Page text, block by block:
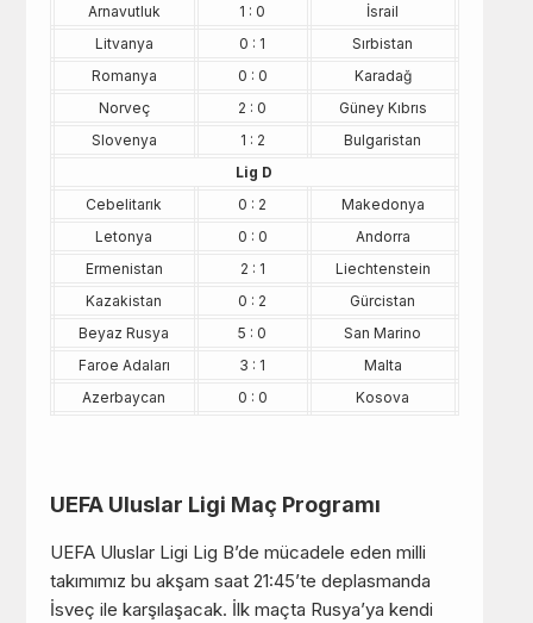
Arnavutluk
1 : 0
İsrail
Litvanya
0 : 1
Sırbistan
Romanya
0 : 0
Karadağ
Norveç
2 : 0
Güney Kıbrıs
Slovenya
1 : 2
Bulgaristan
Lig D
Cebelitarık
0 : 2
Makedonya
Letonya
0 : 0
Andorra
Ermenistan
2 : 1
Liechtenstein
Kazakistan
0 : 2
Gürcistan
Beyaz Rusya
5 : 0
San Marino
Faroe Adaları
3 : 1
Malta
Azerbaycan
0 : 0 Kosova
UEFA Uluslar Ligi Maç Programı
UEFA Uluslar Ligi Lig B’de mücadele eden milli
takımımız bu akşam saat 21:45’te deplasmanda
İsveç ile karşılaşacak. İlk maçta Rusya’ya kendi